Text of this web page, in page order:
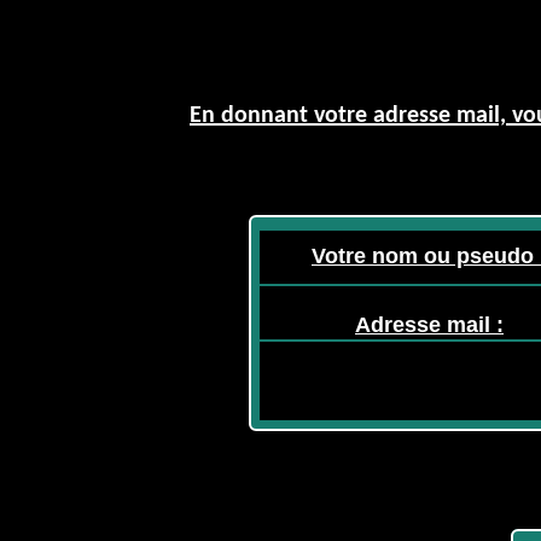
En donnant votre adresse mail,
Votre nom ou pseudo
Adresse mail :